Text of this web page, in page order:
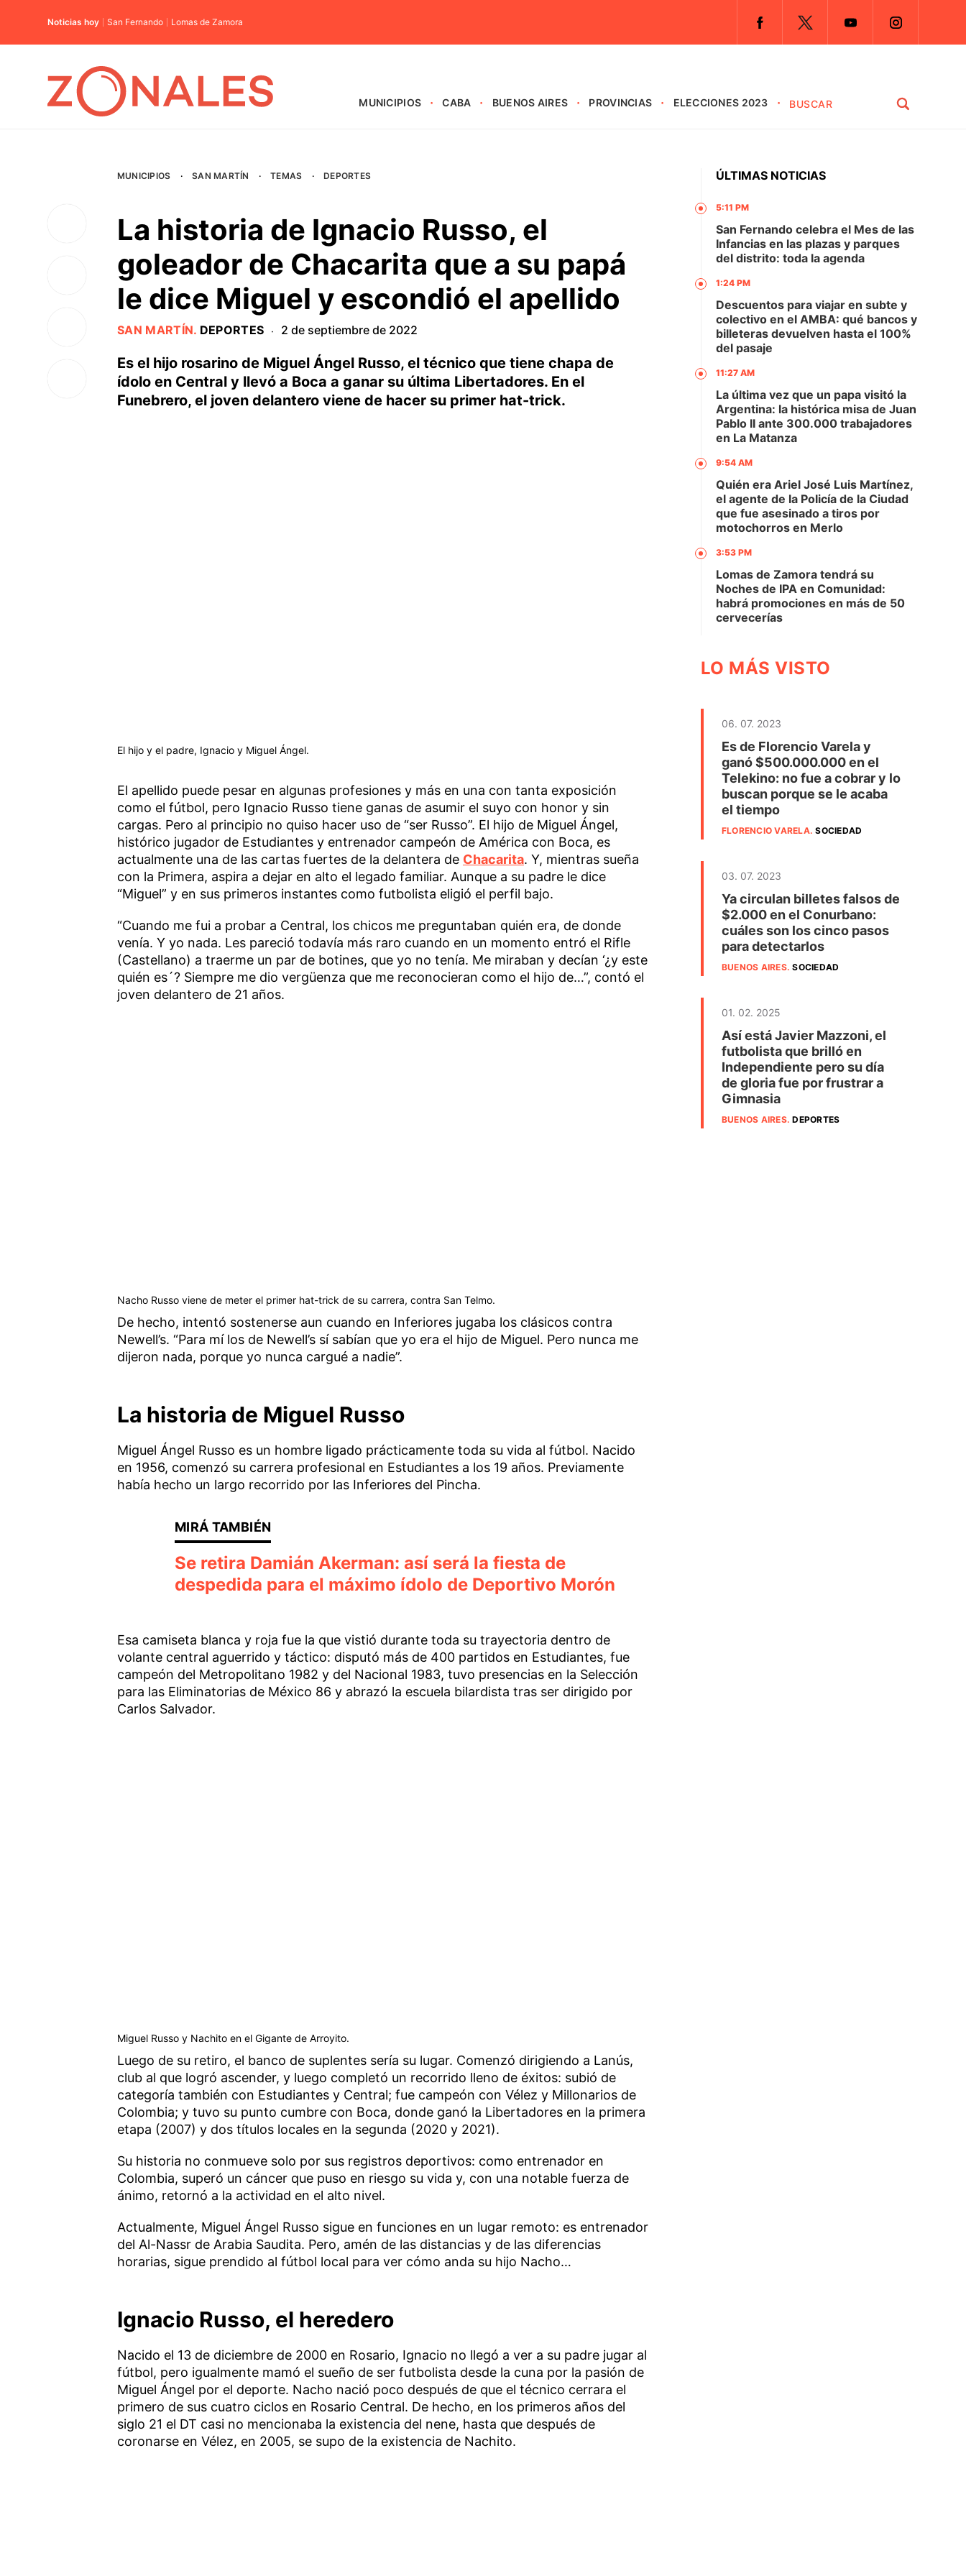
Noticias hoy San Fernando Lomas de Zamora
MUNICIPIOS CABA BUENOS AIRES PROVINCIAS ELECCIONES 2023
MUNICIPIOS · SAN MARTÍN · TEMAS · DEPORTES
La historia de Ignacio Russo, el
goleador de Chacarita que a su papá
le dice Miguel y escondió el apellido
SAN MARTÍN. DEPORTES · 2 de septiembre de 2022
Es el hijo rosarino de Miguel Ángel Russo, el técnico que tiene chapa de
ídolo en Central y llevó a Boca a ganar su última Libertadores. En el
Funebrero, el joven delantero viene de hacer su primer hat-trick.
El hijo y el padre, Ignacio y Miguel Ángel.
El apellido puede pesar en algunas profesiones y más en una con tanta exposición
como el fútbol, pero Ignacio Russo tiene ganas de asumir el suyo con honor y sin
cargas. Pero al principio no quiso hacer uso de “ser Russo”. El hijo de Miguel Ángel,
histórico jugador de Estudiantes y entrenador campeón de América con Boca, es
actualmente una de las cartas fuertes de la delantera de Chacarita. Y, mientras sueña
con la Primera, aspira a dejar en alto el legado familiar. Aunque a su padre le dice
“Miguel” y en sus primeros instantes como futbolista eligió el perfil bajo.
“Cuando me fui a probar a Central, los chicos me preguntaban quién era, de donde
venía. Y yo nada. Les pareció todavía más raro cuando en un momento entró el Rifle
(Castellano) a traerme un par de botines, que yo no tenía. Me miraban y decían ‘¿y este
quién es´? Siempre me dio vergüenza que me reconocieran como el hijo de…”, contó el
joven delantero de 21 años.
Nacho Russo viene de meter el primer hat-trick de su carrera, contra San Telmo.
De hecho, intentó sostenerse aun cuando en Inferiores jugaba los clásicos contra
Newell’s. “Para mí los de Newell’s sí sabían que yo era el hijo de Miguel. Pero nunca me
dijeron nada, porque yo nunca cargué a nadie”.
La historia de Miguel Russo
Miguel Ángel Russo es un hombre ligado prácticamente toda su vida al fútbol. Nacido
en 1956, comenzó su carrera profesional en Estudiantes a los 19 años. Previamente
había hecho un largo recorrido por las Inferiores del Pincha.
Se retira Damián Akerman: así será la fiesta de
despedida para el máximo ídolo de Deportivo Morón
Esa camiseta blanca y roja fue la que vistió durante toda su trayectoria dentro de
volante central aguerrido y táctico: disputó más de 400 partidos en Estudiantes, fue
campeón del Metropolitano 1982 y del Nacional 1983, tuvo presencias en la Selección
para las Eliminatorias de México 86 y abrazó la escuela bilardista tras ser dirigido por
Carlos Salvador.
Miguel Russo y Nachito en el Gigante de Arroyito.
Luego de su retiro, el banco de suplentes sería su lugar. Comenzó dirigiendo a Lanús,
club al que logró ascender, y luego completó un recorrido lleno de éxitos: subió de
categoría también con Estudiantes y Central; fue campeón con Vélez y Millonarios de
Colombia; y tuvo su punto cumbre con Boca, donde ganó la Libertadores en la primera
etapa (2007) y dos títulos locales en la segunda (2020 y 2021).
Su historia no conmueve solo por sus registros deportivos: como entrenador en
Colombia, superó un cáncer que puso en riesgo su vida y, con una notable fuerza de
ánimo, retornó a la actividad en el alto nivel.
Actualmente, Miguel Ángel Russo sigue en funciones en un lugar remoto: es entrenador
del Al-Nassr de Arabia Saudita. Pero, amén de las distancias y de las diferencias
horarias, sigue prendido al fútbol local para ver cómo anda su hijo Nacho…
Ignacio Russo, el heredero
Nacido el 13 de diciembre de 2000 en Rosario, Ignacio no llegó a ver a su padre jugar al
fútbol, pero igualmente mamó el sueño de ser futbolista desde la cuna por la pasión de
Miguel Ángel por el deporte. Nacho nació poco después de que el técnico cerrara el
primero de sus cuatro ciclos en Rosario Central. De hecho, en los primeros años del
siglo 21 el DT casi no mencionaba la existencia del nene, hasta que después de
coronarse en Vélez, en 2005, se supo de la existencia de Nachito.
ÚLTIMAS NOTICIAS
5:11 PM
San Fernando celebra el Mes de las
Infancias en las plazas y parques
del distrito: toda la agenda
1:24 PM
Descuentos para viajar en subte y
colectivo en el AMBA: qué bancos y
billeteras devuelven hasta el 100%
del pasaje
11:27 AM
La última vez que un papa visitó la
Argentina: la histórica misa de Juan
Pablo II ante 300.000 trabajadores
en La Matanza
9:54 AM
Quién era Ariel José Luis Martínez,
el agente de la Policía de la Ciudad
que fue asesinado a tiros por
motochorros en Merlo
3:53 PM
Lomas de Zamora tendrá su
Noches de IPA en Comunidad:
habrá promociones en más de 50
cervecerías
LO MÁS VISTO
06. 07. 2023
Es de Florencio Varela y
ganó $500.000.000 en el
Telekino: no fue a cobrar y lo
buscan porque se le acaba
el tiempo
FLORENCIO VARELA.SOCIEDAD
03. 07. 2023
Ya circulan billetes falsos de
$2.000 en el Conurbano:
cuáles son los cinco pasos
para detectarlos
BUENOS AIRES.SOCIEDAD
01. 02. 2025
Así está Javier Mazzoni, el
futbolista que brilló en
Independiente pero su día
de gloria fue por frustrar a
Gimnasia
BUENOS AIRES.DEPORTES